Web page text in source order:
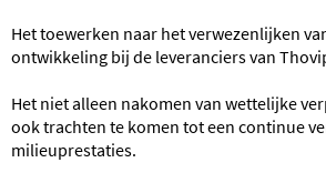
Het toewerken naar het verwezenlijken
ontwikkeling bij de leveranciers van
Het niet alleen nakomen van wettelijke
ook trachten te komen tot een continue
milieuprestaties.